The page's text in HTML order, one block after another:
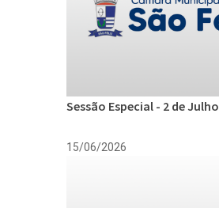
Sessão Especial - 2 de Julho
15/06/2026